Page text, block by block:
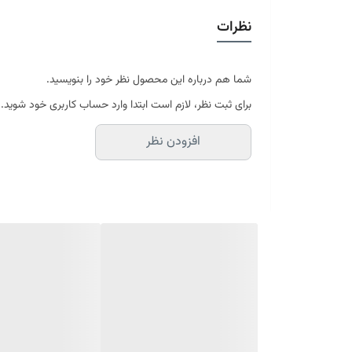
در سایه خشک شود
موجود در سایز بندی : 4 ، 6 ، 9 ، 12 متری ( قابل سفارش در ابعاد دلخواه-سایز غیر استاندارد)
ابعاد 6 متری : 200*300 سانتیمتر
ابعاد 9 متری : 250*350 سانتیمتر
ابعاد 12 متری : 300*400 سانتیمتر
ارسال کالای خواب متین تا کمتر از 30 روز کاری آینده
نظرات
شما هم درباره این محصول نظر خود را بنویسید.
برای ثبت نظر، لازم است ابتدا وارد حساب کاربری خود شوید.
افزودن نظر